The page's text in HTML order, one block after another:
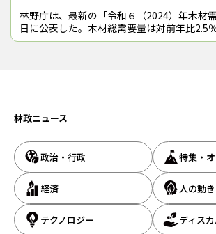
林野庁は、最新の「令和６（2024）年木材
日に公表した。木材総需要量は対前年比2.5
4,000m3に伸び、8,000万m3台に回復した
林政ニュース
政治・行政 特集・
経済 人の動き
テクノロジー
ディス